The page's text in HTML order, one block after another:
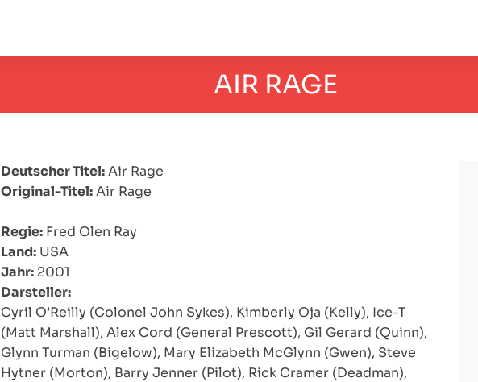
AIR RAGE
Deutscher Titel:Air Rage
Original-Titel:Air Rage
Regie: Fred Olen Ray
Land: USA
Jahr: 2001
Darsteller:
Cyril O’Reilly (Colonel John Sykes), Kimberly Oja (Kelly), Ice-T
(Matt Marshall), Alex Cord (General Prescott), Gil Gerard (Quinn),
Glynn Turman (Bigelow), Mary Elizabeth McGlynn (Gwen), Steve
Hytner (Morton), Barry Jenner (Pilot), Rick Cramer (Deadman),